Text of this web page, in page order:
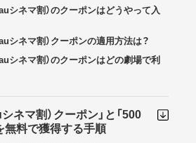
シネマ割）のクーポンはどうやって入
シネマ割）クーポンの適用方法は？
シネマ割）のクーポンはどの劇場で利
ネマ割）クーポン」と「500
無料で獲得する手順